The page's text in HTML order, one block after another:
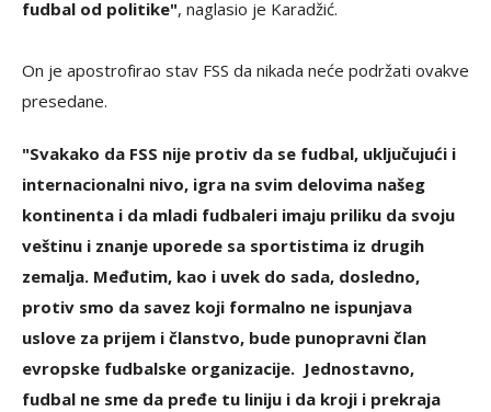
fudbal od politike", naglasio je Karadžić.
On je apostrofirao stav FSS da nikada neće podržati ovakve
presedane.
"Svakako da FSS nije protiv da se fudbal, uključujući i
internacionalni nivo, igra na svim delovima našeg
kontinenta i da mladi fudbaleri imaju priliku da svoju
veštinu i znanje uporede sa sportistima iz drugih
zemalja. Međutim, kao i uvek do sada, dosledno,
protiv smo da savez koji formalno ne ispunjava
uslove za prijem i članstvo, bude punopravni član
evropske fudbalske organizacije. Jednostavno,
fudbal ne sme da pređe tu liniju i da kroji i prekraja